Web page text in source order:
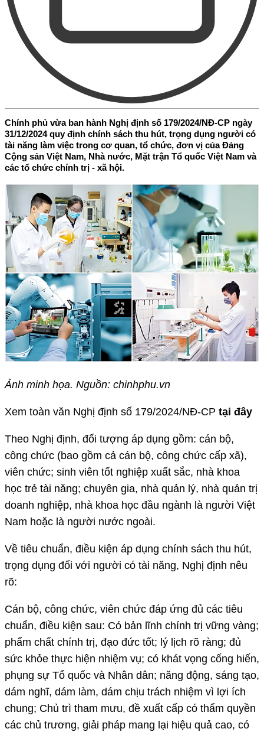
Chính phủ vừa ban hành Nghị định số 179/2024/NĐ-CP ngày
31/12/2024 quy định chính sách thu hút, trọng dụng người có
tài năng làm việc trong cơ quan, tổ chức, đơn vị của Đảng
Cộng sản Việt Nam, Nhà nước, Mặt trận Tổ quốc Việt Nam và
các tổ chức chính trị - xã hội.
Ảnh minh họa. Nguồn: chinhphu.vn
Xem toàn văn Nghị định số 179/2024/NĐ-CP tại đây
Theo Nghị định, đối tượng áp dụng gồm: cán bộ,
công chức (bao gồm cả cán bộ, công chức cấp xã),
viên chức; sinh viên tốt nghiệp xuất sắc, nhà khoa
học trẻ tài năng; chuyên gia, nhà quản lý, nhà quản trị
doanh nghiệp, nhà khoa học đầu ngành là người Việt
Nam hoặc là người nước ngoài.
Về tiêu chuẩn, điều kiện áp dụng chính sách thu hút,
trọng dụng đối với người có tài năng, Nghị định nêu
rõ:
Cán bộ, công chức, viên chức đáp ứng đủ các tiêu
chuẩn, điều kiện sau: Có bản lĩnh chính trị vững vàng;
phẩm chất chính trị, đạo đức tốt; lý lịch rõ ràng; đủ
sức khỏe thực hiện nhiệm vụ; có khát vọng cống hiến,
phụng sự Tổ quốc và Nhân dân; năng động, sáng tạo,
dám nghĩ, dám làm, dám chịu trách nhiệm vì lợi ích
chung; Chủ trì tham mưu, đề xuất cấp có thẩm quyền
các chủ trương, giải pháp mang lại hiệu quả cao, có